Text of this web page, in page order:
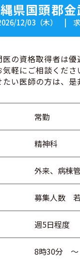
県国頭郡
12/03（木） |
の資格取得者は優
軽にご相談くださ
い医師の方は、是
常勤
精神科
外来、病棟
募集人数
週5日程度
8時30分